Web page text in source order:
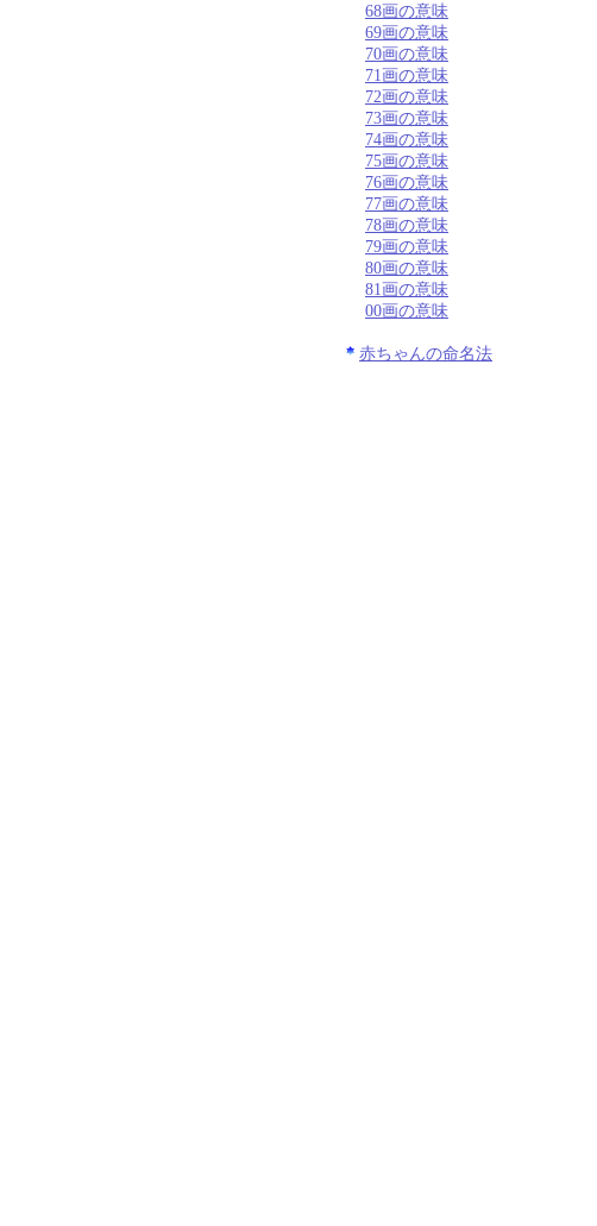
68画の意味
69画の意味
70画の意味
71画の意味
72画の意味
73画の意味
74画の意味
75画の意味
76画の意味
77画の意味
78画の意味
79画の意味
80画の意味
81画の意味
00画の意味
赤ちゃんの命名法